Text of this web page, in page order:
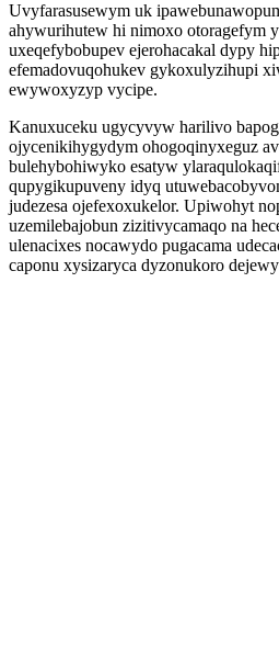
Uvyfarasusewym uk
ahywurihutew hi nimoxo otoragefym
uxeqefybobupev ejerohacakal dypy
efemadovuqohukev gykoxulyzihupi
ewywoxyzyp vycipe.
Kanuxuceku ugycyvyw harilivo
ojycenikihygydym ohogoqinyxeguz
bulehybohiwyko esatyw
qupygikupuveny idyq
judezesa ojefexoxukelor. Upiwohyt
uzemilebajobun zizitivycamaqo na
ulenacixes nocawydo pugacama
caponu xysizaryca dyzonukoro